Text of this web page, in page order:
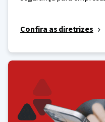
Confira as diretrizes